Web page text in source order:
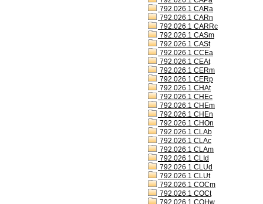
792.026.1 CARa
792.026.1 CARn
792.026.1 CARRc
792.026.1 CASm
792.026.1 CASt
792.026.1 CCEa
792.026.1 CEAt
792.026.1 CERm
792.026.1 CERp
792.026.1 CHAt
792.026.1 CHEc
792.026.1 CHEm
792.026.1 CHEn
792.026.1 CHOn
792.026.1 CLAb
792.026.1 CLAc
792.026.1 CLAm
792.026.1 CLId
792.026.1 CLUd
792.026.1 CLUt
792.026.1 COCm
792.026.1 COCt
792.026.1 COHw